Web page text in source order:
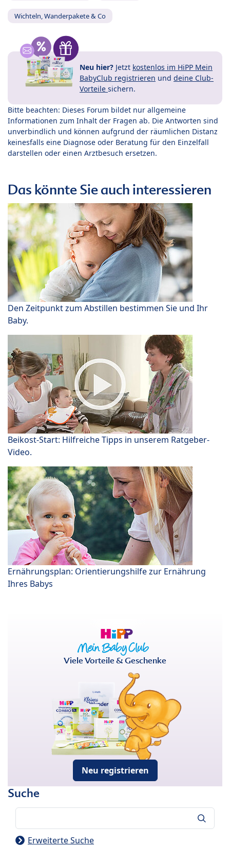
Wichteln, Wanderpakete & Co
Neu hier? Jetzt kostenlos im HiPP Mein
BabyClub registrieren und deine Club-
Vorteile sichern.
Bitte beachten: Dieses Forum bildet nur allgemeine
Informationen zum Inhalt der Fragen ab. Die Antworten sind
unverbindlich und können aufgrund der räumlichen Distanz
keinesfalls eine Diagnose oder Beratung für den Einzelfall
darstellen oder einen Arztbesuch ersetzen.
Das könnte Sie auch interessieren
Den Zeitpunkt zum Abstillen bestimmen Sie und Ihr
Baby.
Beikost-Start: Hilfreiche Tipps in unserem Ratgeber-
Video.
Ernährungsplan: Orientierungshilfe zur Ernährung
Ihres Babys
Viele Vorteile & Geschenke
Neu registrieren
Suche
Erweiterte Suche